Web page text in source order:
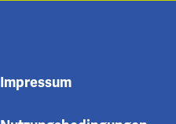
Impressum